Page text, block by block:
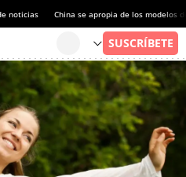
noticias China se apropia de los modelos